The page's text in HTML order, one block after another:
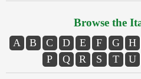
Browse the
A B C D E F G H
P
Q R S T U